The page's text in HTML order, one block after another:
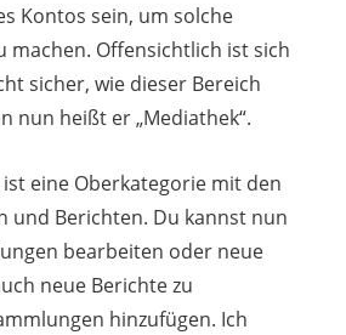
Kontos sein, um solche
machen. Offensichtlich ist sich
sicher, wie dieser Bereich
nun heißt er „Mediathek“.
eine Oberkategorie mit den
und Berichten. Du kannst nun
bearbeiten oder neue
neue Berichte zu
hinzufügen. Ich